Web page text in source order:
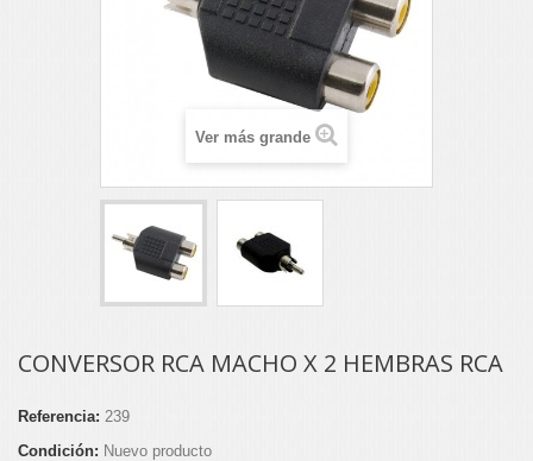
Ver más grande
CONVERSOR RCA MACHO X 2 HEMBRAS RCA
Referencia: 239
Condición: Nuevo producto